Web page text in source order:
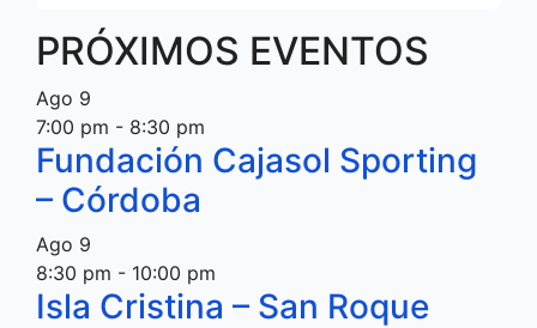
PRÓXIMOS EVENTOS
Ago 9
7:00 pm - 8:30 pm
Fundación Cajasol Sporting
– Córdoba
Ago 9
8:30 pm - 10:00 pm
Isla Cristina – San Roque